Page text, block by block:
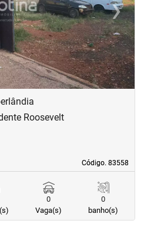
›Next
Código. 83558
Código. 83558
Roosevelt
0
Vaga(s)
0
banho(s)